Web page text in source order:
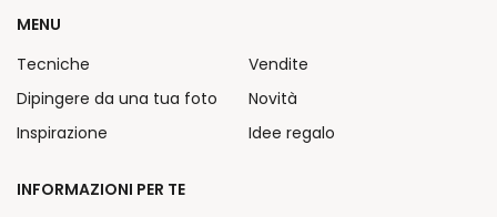
MENU
Tecniche
Dipingere da una tua foto
Inspirazione
Vendite
Novità
Idee regalo
INFORMAZIONI PER TE